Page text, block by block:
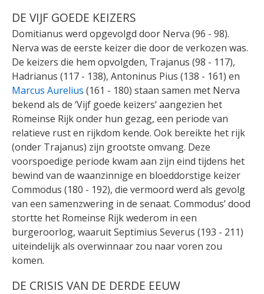
DE VIJF GOEDE KEIZERS
Domitianus werd opgevolgd door Nerva (96 - 98).
Nerva was de eerste keizer die door de verkozen was.
De keizers die hem opvolgden, Trajanus (98 - 117),
Hadrianus (117 - 138), Antoninus Pius (138 - 161) en
Marcus Aurelius (161 - 180) staan samen met Nerva
bekend als de ‘Vijf goede keizers’ aangezien het
Romeinse Rijk onder hun gezag, een periode van
relatieve rust en rijkdom kende. Ook bereikte het rijk
(onder Trajanus) zijn grootste omvang. Deze
voorspoedige periode kwam aan zijn eind tijdens het
bewind van de waanzinnige en bloeddorstige keizer
Commodus (180 - 192), die vermoord werd als gevolg
van een samenzwering in de senaat. Commodus’ dood
stortte het Romeinse Rijk wederom in een
burgeroorlog, waaruit Septimius Severus (193 - 211)
uiteindelijk als overwinnaar zou naar voren zou
komen.
DE CRISIS VAN DE DERDE EEUW